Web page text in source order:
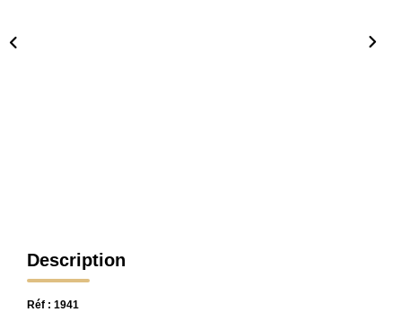
Description
Réf : 1941